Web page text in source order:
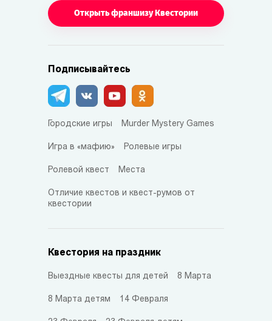
Открыть франшизу Квестории
Подписывайтесь
Городские игры Murder Mystery Games
Игра в «мафию» Ролевые игры
Ролевой квест Места
Отличие квестов и квест-румов от
квестории
Квестория на праздник
Выездные квесты для детей 8 Марта
8 Марта детям 14 Февраля